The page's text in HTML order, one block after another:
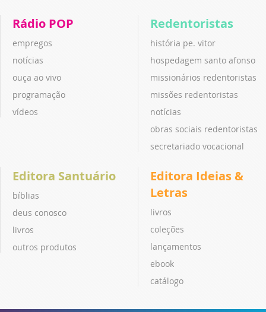
Rádio POP
empregos
notícias
ouça ao vivo
programação
vídeos
Redentoristas
história pe. vitor
hospedagem santo afonso
missionários redentoristas
missões redentoristas
notícias
obras sociais redentoristas
secretariado vocacional
Editora Santuário
bíblias
deus conosco
livros
outros produtos
Editora Ideias &
Letras
livros
coleções
lançamentos
ebook
catálogo